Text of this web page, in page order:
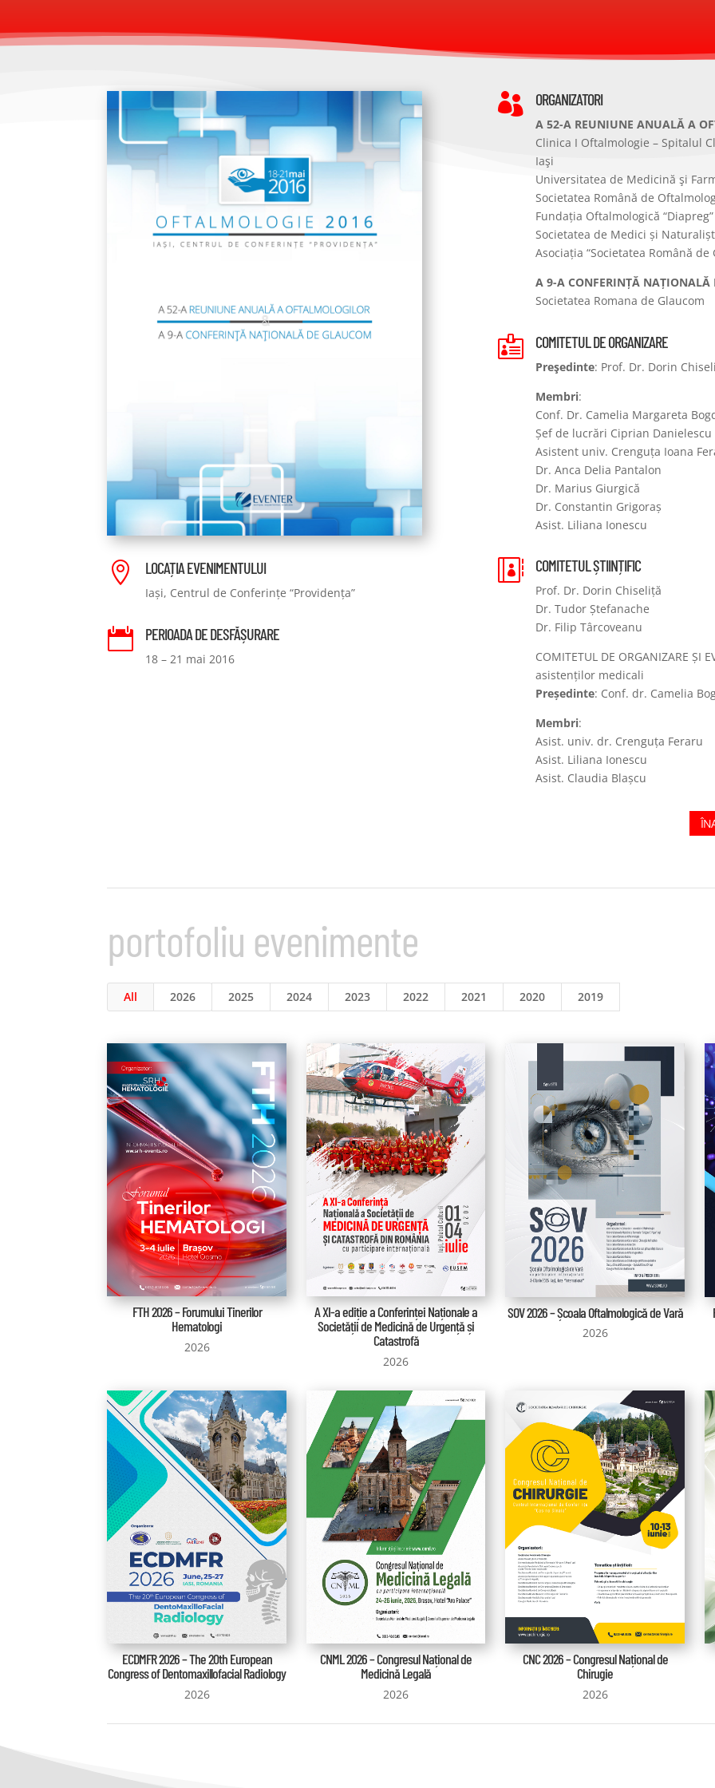
 LOCAȚIA EVENIMENTULUI
Iași, Centrul de Conferințe “Providența”
 PERIOADA DE DESFĂȘURARE
18 – 21 mai 2016
 ORGANIZATORI
A 52-A REUNIUNE ANUALĂ A
Clinica I Oftalmologie – Spitalul
Iaşi
Universitatea de Medicină şi
Societatea Română de
Fundația Oftalmologică “Diapreg”
Societatea de Medici și
Asociația “Societatea Română de
A 9-A CONFERINȚĂ NAȚIONALĂ
Societatea Romana de Glaucom
 COMITETUL DE ORGANIZARE
Preşedinte: Prof. Dr. Dorin
Membri:
Conf. Dr. Camelia Margareta
Șef de lucrări Ciprian Danielescu
Asistent univ. Crenguța Ioana
Dr. Anca Delia Pantalon
Dr. Marius Giurgică
Dr. Constantin Grigoraș
Asist. Liliana Ionescu
 COMITETUL ȘTIINȚIFIC
Prof. Dr. Dorin Chiseliță
Dr. Tudor Ștefanache
Dr. Filip Târcoveanu
COMITETUL DE ORGANIZARE ȘI
asistenților medicali
Președinte: Conf. dr. Camelia
Membri:
Asist. univ. dr. Crenguța Feraru
Asist. Liliana Ionescu
Asist. Claudia Blașcu
portofoliu evenimente
All 2019
2020
2021
2022
2023
2024
2025
2026
FTH 2026 – Forumului Tinerilor
Hematologi
2026
A XI-a ediție a Conferinței Naționale a
Societății de Medicină de Urgență și
Catastrofă
2026
SOV 2026 – Școala Oftalmologică de Vară
2026
ECDMFR 2026 – The 20th European
Congress of Dentomaxillofacial Radiology
2026
CNML 2026 – Congresul Național de
Medicină Legală
2026
CNC 2026 – Congresul Național de
Chirugie
2026